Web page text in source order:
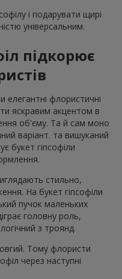
і подарувати щирі
універсальним.
підкорює
елегантні флористичні
яскравим акцентом в
об'єму. Та й сам моно
варіант. та вишуканий
букет гіпсофіли
стильно,
На букет гіпсофіли
пучок маленьких
головну роль,
з троянд.
Тому флористи
через наступні